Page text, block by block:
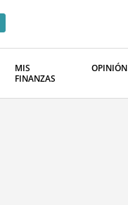
MIS
FINANZAS
OPINIÓN